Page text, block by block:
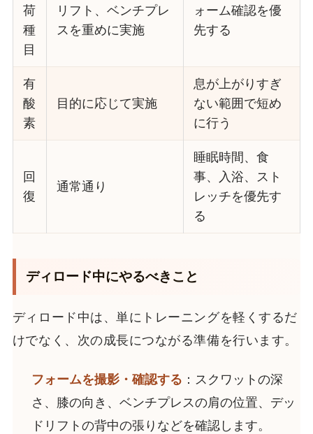
荷
種
目
リフト、ベンチプレ
スを重めに実施
ォーム確認を優
先する
有
酸
素
目的に応じて実施
息が上がりすぎ
ない範囲で短め
に行う
回
復
通常通り
睡眠時間、食
事、入浴、スト
レッチを優先す
る
ディロード中にやるべきこと
ディロード中は、単にトレーニングを軽くするだ
けでなく、次の成長につながる準備を行います。
フォームを撮影・確認する ：スクワットの深
さ、膝の向き、ベンチプレスの肩の位置、デッ
ドリフトの背中の張りなどを確認します。